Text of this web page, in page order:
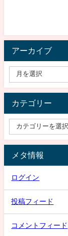
アーカイブ
カテゴリー
メタ情報
ログイン
投稿フィード
コメントフィード